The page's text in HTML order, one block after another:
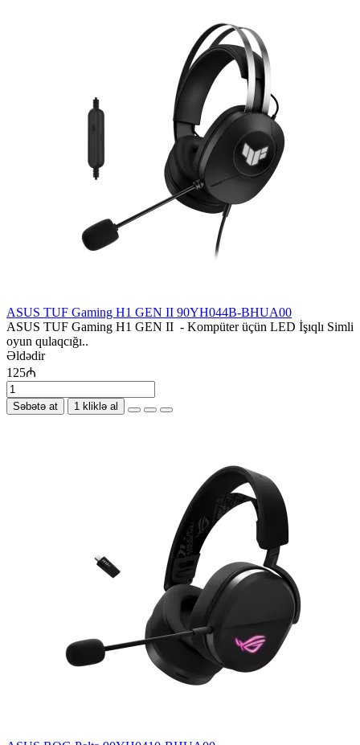
ASUS TUF Gaming H1 GEN II 90YH044B-BHUA00
ASUS TUF Gaming H1 GEN II - Kompüter üçün LED İşıqlı Simli
oyun qulaqcığı..
Əldədir
125₼
Səbətə at 1 kliklə al